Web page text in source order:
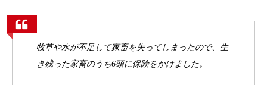
牧草や水が不足して家畜を失ってしまったので、生
き残った家畜のうち6頭に保険をかけました。